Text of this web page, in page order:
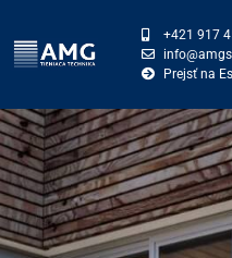
+421 917
Prejsť na